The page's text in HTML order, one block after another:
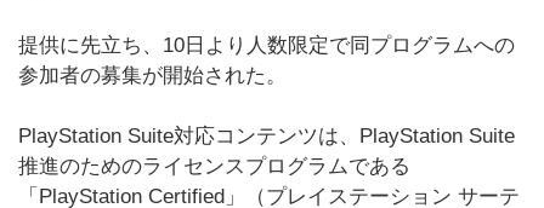
提供に先立ち、10日より人数限定で同プログラムへの
参加者の募集が開始された。
PlayStation Suite対応コンテンツは、PlayStation Suite
推進のためのライセンスプログラムである
「PlayStation Certified」（プレイステーション サーテ